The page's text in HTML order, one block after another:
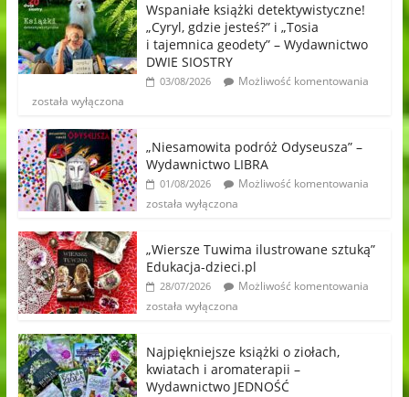
Wspaniałe książki detektywistyczne!
„Cyryl, gdzie jesteś?” i „Tosia
i tajemnica geodety” – Wydawnictwo
DWIE SIOSTRY
03/08/2026
Możliwość komentowania
została wyłączona
„Niesamowita podróż Odyseusza” –
Wydawnictwo LIBRA
01/08/2026
Możliwość komentowania
została wyłączona
„Wiersze Tuwima ilustrowane sztuką”
Edukacja-dzieci.pl
28/07/2026
Możliwość komentowania
została wyłączona
Najpiękniejsze książki o ziołach,
kwiatach i aromaterapii –
Wydawnictwo JEDNOŚĆ